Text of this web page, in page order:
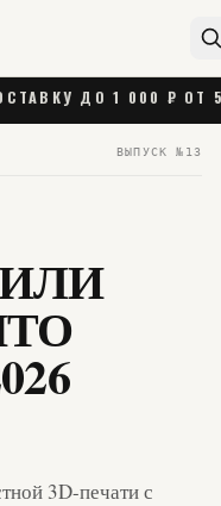
000 ₽ ОТ 55 000 ₽
ВЫПУСК № 13
ИЛИ
3D-печати с